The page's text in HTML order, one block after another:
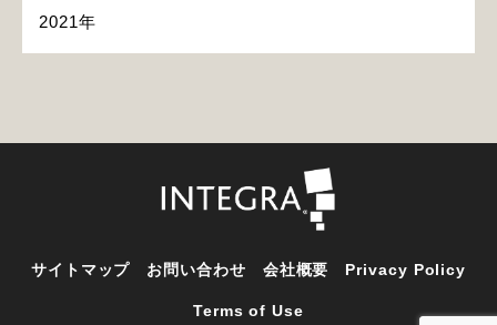
2021年
サイトマップ お問い合わせ 会社概要 Privacy Policy
Terms of Use